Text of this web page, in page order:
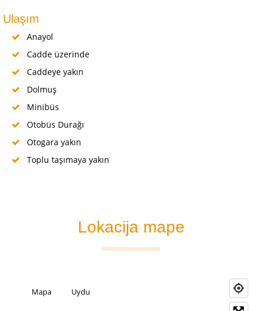
Ulaşım
Anayol
Cadde üzerinde
Caddeye yakın
Dolmuş
Minibüs
Otobüs Durağı
Otogara yakın
Toplu taşımaya yakın
Lokacija mape
Mapa Uydu